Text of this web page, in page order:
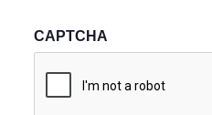
CAPTCHA